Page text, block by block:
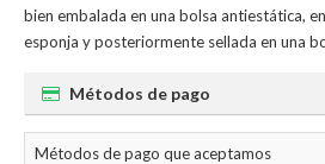
bien embalada en una bolsa antiestática,
esponja y posteriormente sellada en una
Métodos de pago
Métodos de pago que aceptamos